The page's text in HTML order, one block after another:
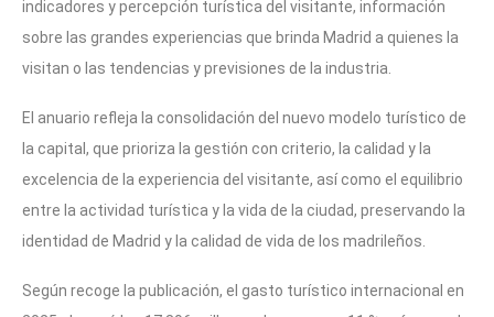
indicadores y percepción turística del visitante, información
sobre las grandes experiencias que brinda Madrid a quienes la
visitan o las tendencias y previsiones de la industria.
El anuario refleja la consolidación del nuevo modelo turístico de
la capital, que prioriza la gestión con criterio, la calidad y la
excelencia de la experiencia del visitante, así como el equilibrio
entre la actividad turística y la vida de la ciudad, preservando la
identidad de Madrid y la calidad de vida de los madrileños.
Según recoge la publicación, el gasto turístico internacional en